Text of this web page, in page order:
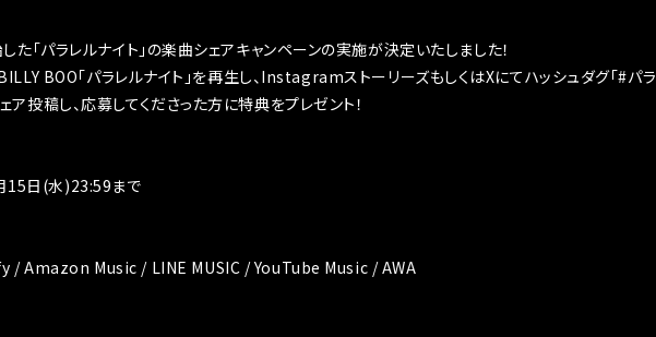
「パラレルナイト」の楽曲シェアキャンペーンの実施が決定いたしました！
BOO「パラレルナイト」を再生し、InstagramストーリーズもしくはXにてハッシュダグ「#パラ
ア投稿し、応募してくださった方に特典をプレゼント！
15日(水)23:59まで
Amazon Music / LINE MUSIC / YouTube Music / AWA